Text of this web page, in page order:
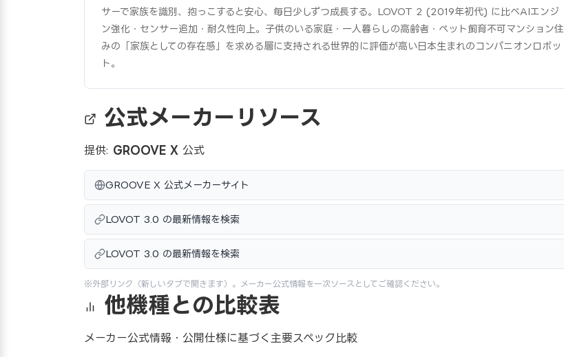
サーで家族を識別、抱っこすると安心、毎日少しずつ成長する。LOVOT 2 (2019年初代) に比べAIエンジ
ン強化・センサー追加・耐久性向上。子供のいる家庭・一人暮らしの高齢者・ペット飼育不可マンション住
みの「家族としての存在感」を求める層に支持される世界的に評価が高い日本生まれのコンパニオンロボッ
ト。
公式メーカーリソース
提供: GROOVE X 公式
GROOVE X 公式メーカーサイト
LOVOT 3.0 の最新情報を検索
LOVOT 3.0 の最新情報を検索
※外部リンク（新しいタブで開きます）。メーカー公式情報を一次ソースとしてご確認ください。
他機種との比較表
メーカー公式情報・公開仕様に基づく主要スペック比較